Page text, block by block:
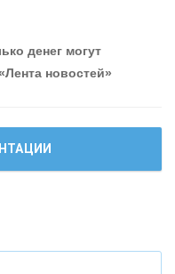
при цифровом
денег могут
новостей»